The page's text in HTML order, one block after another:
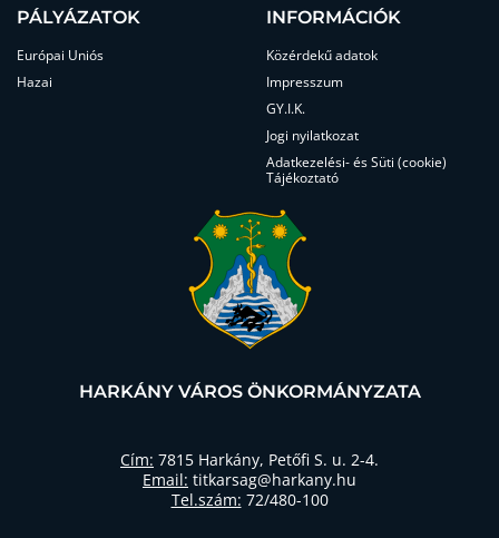
PÁLYÁZATOK
Európai Uniós
Hazai
INFORMÁCIÓK
Közérdekű adatok
Impresszum
GY.I.K.
Jogi nyilatkozat
Adatkezelési- és Süti (cookie)
Tájékoztató
HARKÁNY VÁROS ÖNKORMÁNYZATA
Cím: 7815 Harkány, Petőfi S. u. 2-4.
Email: titkarsag@harkany.hu
Tel.szám: 72/480-100